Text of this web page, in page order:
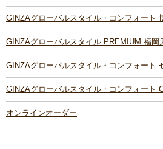
GINZAグローバルスタイル・コンフォート
GINZAグローバルスタイル PREMIUM 福岡
GINZAグローバルスタイル・コンフォート
GINZAグローバルスタイル・コンフォート
オンラインオーダー